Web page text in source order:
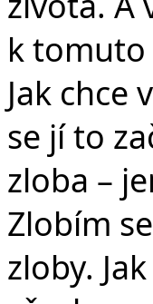
k tomuto
Jak chce
se jí to
zloba –
Zlobím
zloby.